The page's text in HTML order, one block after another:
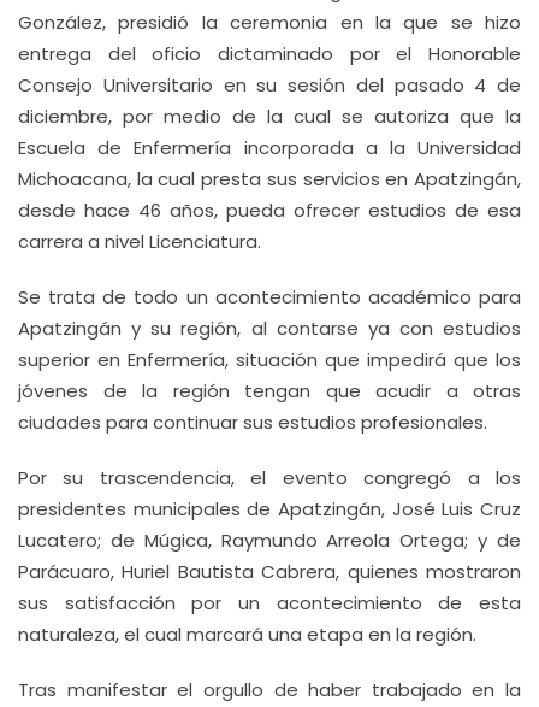
González, presidió la ceremonia en la que se hizo
entrega del oficio dictaminado por el Honorable
Consejo Universitario en su sesión del pasado 4 de
diciembre, por medio de la cual se autoriza que la
Escuela de Enfermería incorporada a la Universidad
Michoacana, la cual presta sus servicios en Apatzingán,
desde hace 46 años, pueda ofrecer estudios de esa
carrera a nivel Licenciatura.
Se trata de todo un acontecimiento académico para
Apatzingán y su región, al contarse ya con estudios
superior en Enfermería, situación que impedirá que los
jóvenes de la región tengan que acudir a otras
ciudades para continuar sus estudios profesionales.
Por su trascendencia, el evento congregó a los
presidentes municipales de Apatzingán, José Luis Cruz
Lucatero; de Múgica, Raymundo Arreola Ortega; y de
Parácuaro, Huriel Bautista Cabrera, quienes mostraron
sus satisfacción por un acontecimiento de esta
naturaleza, el cual marcará una etapa en la región.
Tras manifestar el orgullo de haber trabajado en la